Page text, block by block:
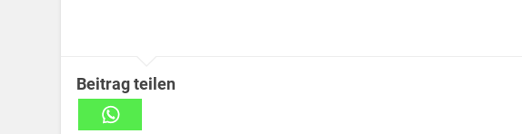
Beitrag teilen